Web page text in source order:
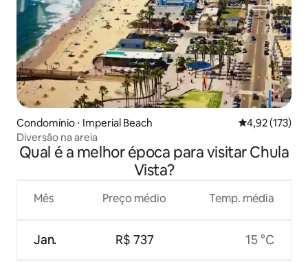
Condomínio ⋅ Imperial Beach 4,92 de uma
4,92 (173)
Diversão na areia
Qual é a melhor época para visitar Chula
Vista?
Mês
Jan.
Preço médio
R$ 737
Temp. média
15 °C